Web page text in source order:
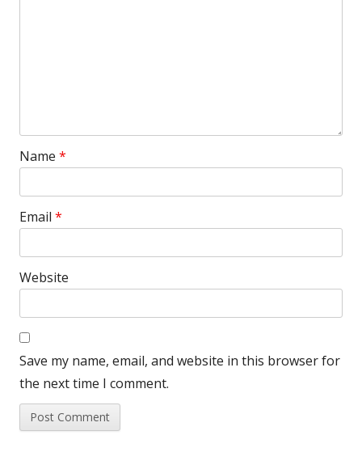
Name *
Email *
Website
Save my name, email, and website in this browser for
the next time I comment.